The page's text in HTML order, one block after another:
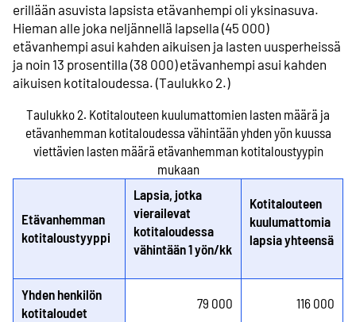
erillään asuvista lapsista etävanhempi oli yksinasuva.
Hieman alle joka neljännellä lapsella (45 000)
etävanhempi asui kahden aikuisen ja lasten uusperheissä
ja noin 13 prosentilla (38 000) etävanhempi asui kahden
aikuisen kotitaloudessa. (Taulukko 2.)
Taulukko 2. Kotitalouteen kuulumattomien lasten määrä ja
etävanhemman kotitaloudessa vähintään yhden yön kuussa
viettävien lasten määrä etävanhemman kotitaloustyypin
mukaan
Etävanhemman
kotitaloustyyppi
Lapsia, jotka
vierailevat
kotitaloudessa
vähintään 1 yön/kk
Kotitalouteen
kuulumattomia
lapsia yhteensä
Yhden henkilön
kotitaloudet
79 000 116 000